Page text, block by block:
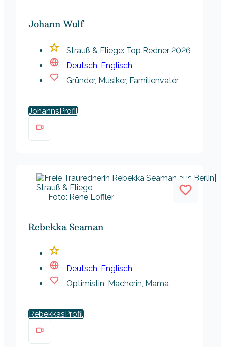
Johann Wulf
Strauß & Fliege: Top Redner 2026
Deutsch, Englisch
Gründer, Musiker, Familienvater
Johanns
Foto: Rene Löffler
Rebekka Seaman
Deutsch, Englisch
Optimistin, Macherin, Mama
Rebekkas